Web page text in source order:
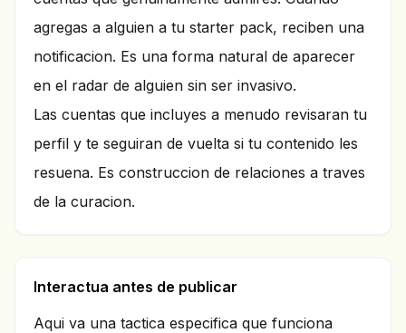
agregas a alguien a tu starter pack, reciben una
notificacion. Es una forma natural de aparecer
en el radar de alguien sin ser invasivo.
Las cuentas que incluyes a menudo revisaran tu
perfil y te seguiran de vuelta si tu contenido les
resuena. Es construccion de relaciones a traves
de la curacion.
Interactua antes de publicar
Aqui va una tactica especifica que funciona